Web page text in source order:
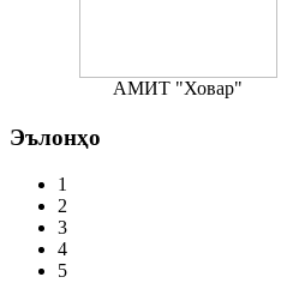
АМИТ "Ховар"
Эълонҳо
1
2
3
4
5